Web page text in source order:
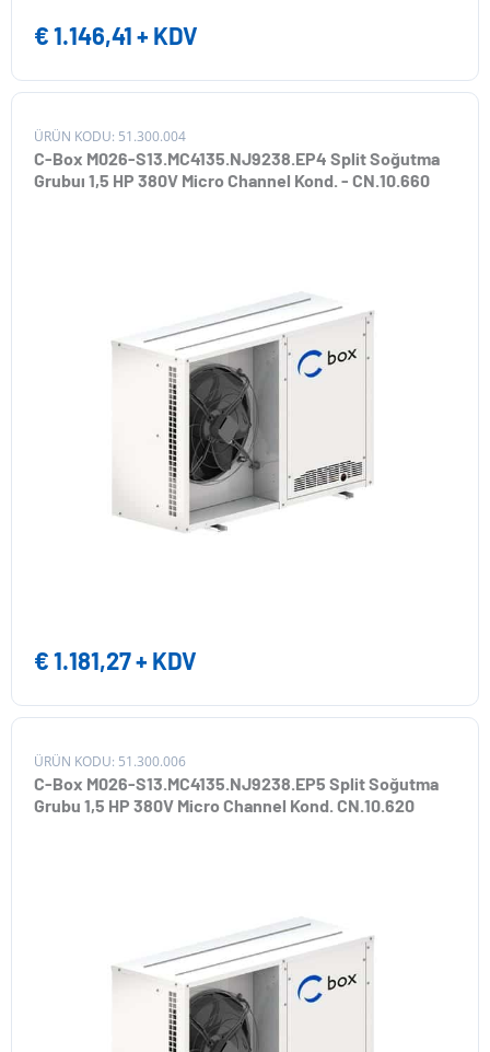
€1.146,41+ KDV
ÜRÜN KODU: 51.300.004
C-Box M026-S13.MC4135.NJ9238.EP4 Split Soğutma
Grubuı 1,5 HP 380V Micro Channel Kond. - CN.10.660
€1.181,27+ KDV
ÜRÜN KODU: 51.300.006
C-Box M026-S13.MC4135.NJ9238.EP5 Split Soğutma
Grubu 1,5 HP 380V Micro Channel Kond. CN.10.620